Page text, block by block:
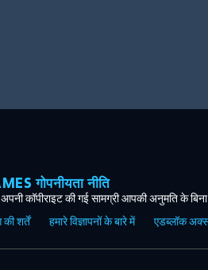
गोपनीयता नीति
कॉपीराइट की गई सामग्री आपकी अनुमति के
की शर्तें हमारे विज्ञापनों के बारे में एडब्लॉक